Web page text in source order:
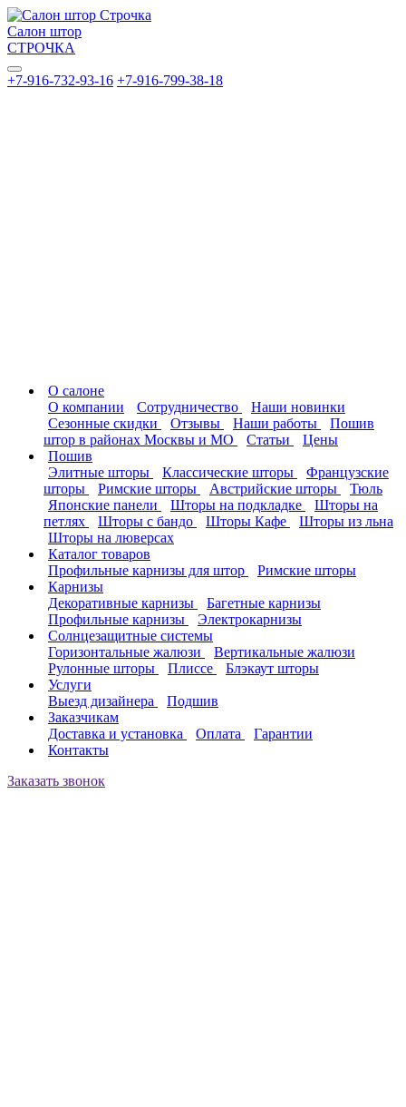
Салон штор
СТРОЧКА
+7-916-732-93-16 +7-916-799-38-18
О салоне
О компании
Сотрудничество
Наши новинки
Сезонные скидки
Отзывы Наши работы
Пошив
штор в районах Москвы и МО
Статьи
Цены
Пошив
Элитные шторы
Классические шторы
Французские
шторы
Римские шторы Австрийские шторы
Тюль
Японские панели
Шторы на подкладке
Шторы на
петлях
Шторы с бандо Шторы Кафе
Шторы из льна
Шторы на люверсах
Каталог товаров
Профильные карнизы для штор
Римские шторы
Карнизы
Декоративные карнизы
Багетные карнизы
Профильные карнизы
Электрокарнизы
Солнцезащитные системы
Горизонтальные жалюзи
Вертикальные жалюзи
Рулонные шторы
Плиссе
Блэкаут шторы
Услуги
Выезд дизайнера
Подшив
Заказчикам
Доставка и установка
Оплата
Гарантии
Контакты
Заказать звонок